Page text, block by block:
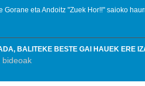
Gorane eta Andoitz "Zuek Hor!!" saioko
BALITEKE BESTE GAI HAUEK ERE
bideoak